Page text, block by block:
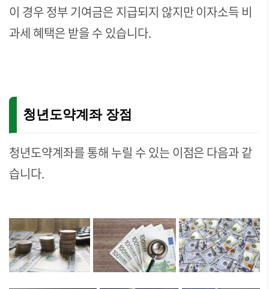
이 경우 정부 기여금은 지급되지 않지만 이자소득 비
과세 혜택은 받을 수 있습니다.
청년도약계좌 장점
청년도약계좌를 통해 누릴 수 있는 이점은 다음과 같
습니다.